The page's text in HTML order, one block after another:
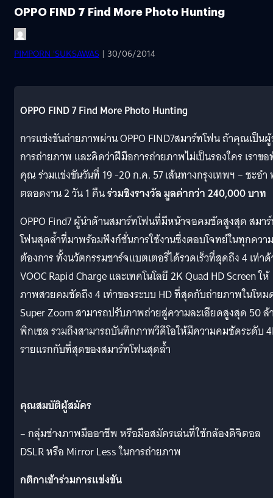
OPPO FIND 7 Find More Photo Hunting
PIMPORN 'SUKSAWAS | 30/06/2014
OPPO FIND 7 Find More Photo Hunting
การแข่งขันถ่ายภาพผ่าน OPPO FIND7สมาร์ทโฟน ถ้าคุณเป็น
การถ่ายภาพ และคิดว่าฝีมือการถ่ายภาพไม่เป็นรองใคร เราข
คุณ ร่วมแข่งขันวันที่ 19 -20 ก.ค. 57 เส้นทางกรุงเทพฯ – ชะอำ
ตลอดงาน 2 วัน 1 คืนร่วมชิงรางวัล มูลค่ากว่า 240,000 บาท
OPPO Find7 ผู้นำด้านสมาร์ทโฟนที่มีหน้าจอคมชัดสูงสุด สมา
โฟนสุดล้ำที่มาพร้อมฟังก์ชั่นการใช้งานซึ่งตอบโจทย์ในทุกความ
ต้องการ ทั้งนวัตกรรมชาร์จแบตเตอรี่ได้รวดเร็วที่สุดถึง 4 เท่า
VOOC Rapid Charge และเทคโนโลยี 2K Quad HD Screen ให้
ภาพสวยคมชัดถึง 4 เท่าของระบบ HD ที่สุดกับถ่ายภาพในโหม
Super Zoom สามารถปรับภาพถ่ายสู่ความละเอียดสูงสุด 50 ล้
พิกเซล รวมถึงสามารถบันทึกภาพวีดีโอให้มีความคมชัดระดับ
รายแรกกับที่สุดของสมาร์ทโฟนสุดล้ำ
คุณสมบัติผู้สมัคร
– กลุ่มช่างภาพมืออาชีพ หรือมือสมัครเล่นที่ใช้กล้องดิจิตอล
DSLR หรือ Mirror Less ในการถ่ายภาพ
กติกาเข้าร่วมการแข่งขัน